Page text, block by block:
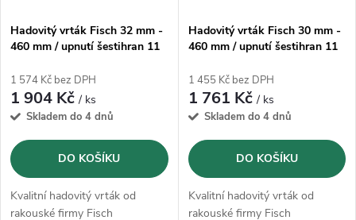
p
r
o
d
u
s
p
r
o
d
Hadovitý vrták Fisch 32 mm -
460 mm / upnutí šestihran 11
1 574 Kč bez DPH
1 904 Kč/ ks
Skladem do 4 dnů
DO KOŠÍKU
Kvalitní hadovitý vrták od
rakouské firmy Fisch
Hadovitý vrták Fisch 30 mm -
460 mm / upnutí šestihran 11
1 455 Kč bez DPH
1 761 Kč/ ks
Skladem do 4 dnů
DO KOŠÍKU
Kvalitní hadovitý vrták od
rakouské firmy Fisch